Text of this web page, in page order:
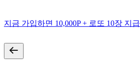
지금 가입하면 10,000P + 로또 10장 지급